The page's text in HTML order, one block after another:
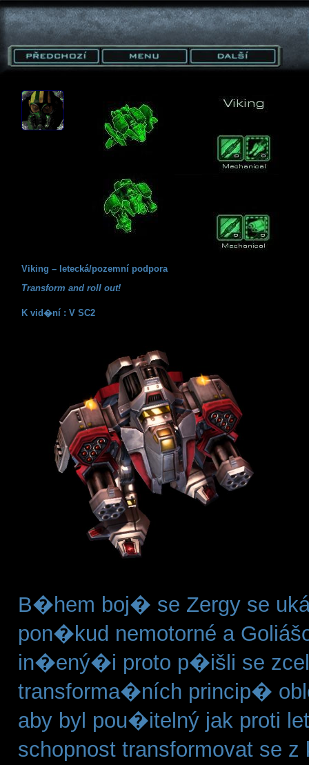
Viking – letecká/pozemní podpora
Transform and roll out!
K vid�ní : V SC2
B�hem boj� se Zergy se
pon�kud nemotorné a
in�ený�i proto p�išli se
transforma�ních princip�
aby byl pou�itelný jak proti
schopnost transformovat se